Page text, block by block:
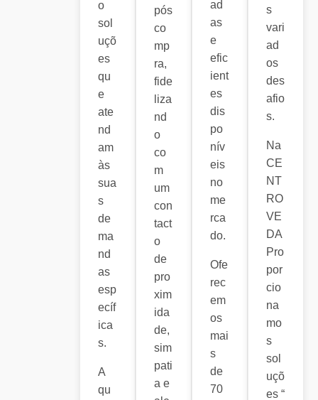
o
sol
uçõ
es
qu
e
ate
nd
am
às
sua
s
de
ma
nd
as
esp
ecíf
ica
s.
A
qu
pós
co
mp
ra,
fide
liza
nd
o
co
m
um
con
tact
o
de
pro
xim
ida
de,
sim
pati
a e
ad
as
e
efic
ient
es
dis
po
nív
eis
no
me
rca
do.
Ofe
rec
em
os
mai
s
de
70
s
vari
ad
os
des
afio
s.
Na
CE
NT
RO
VE
DA
Pro
por
cio
na
mo
s
sol
uçõ
es “